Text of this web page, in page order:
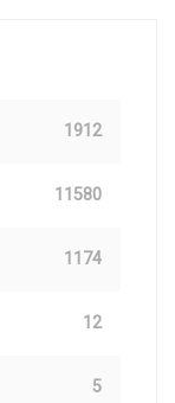
1912
11580
1174
12
5